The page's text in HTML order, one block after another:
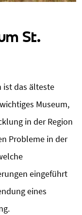
St.
ist das älteste
Museum,
in der Region
Probleme in der
eingeführt
eines